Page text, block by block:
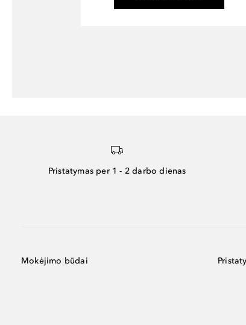
Pristatymas per 1 - 2 darbo dienas
Mokėjimo būdai